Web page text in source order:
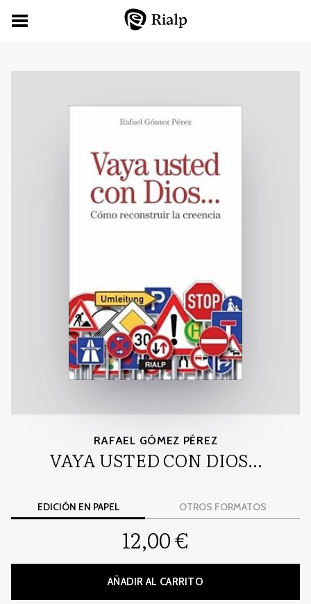
RAFAEL GÓMEZ PÉREZ
VAYA USTED CON DIOS...
EDICIÓN EN PAPEL OTROS FORMATOS
12,00 €
AÑADIR AL CARRITO